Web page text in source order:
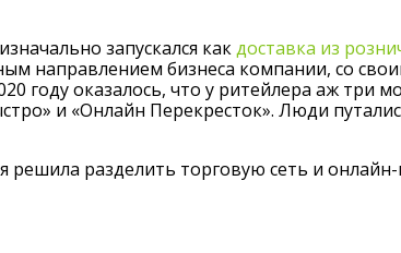
запускался какдоставка из
направлением бизнеса компании, со
году оказалось, что у ритейлера аж три
и «Онлайн Перекресток». Люди
разделить торговую сеть и